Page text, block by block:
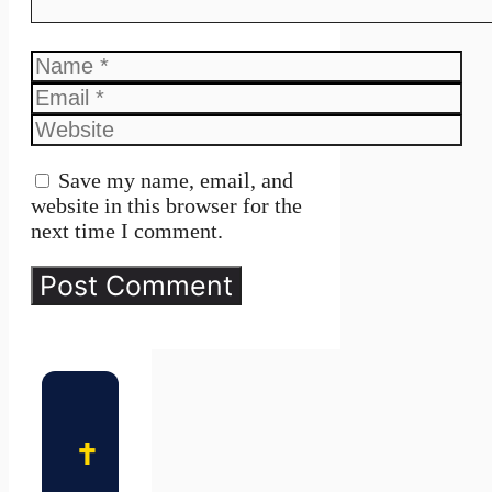
Name
Email
Website
Save my name, email, and
website in this browser for the
next time I comment.
✝️